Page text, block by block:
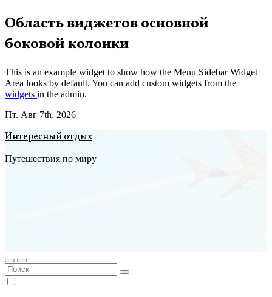
Перейти
к
содержимому
Область виджетов основной
боковой колонки
This is an example widget to show how the Menu Sidebar Widget
Area looks by default. You can add custom widgets from the
widgets in the admin.
Пт. Авг 7th, 2026
Интересный отдых
Путешествия по миру